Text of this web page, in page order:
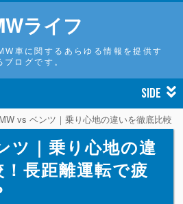
ライフ
車に関するあらゆる情報を提供す
ブログです。
SIDE
vs ベンツ｜乗り心地の違いを徹底比較
ツ｜乗り心地の違
長距離運転で疲